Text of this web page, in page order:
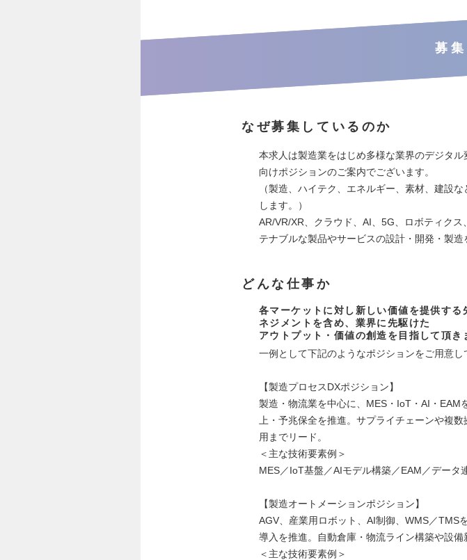
募
なぜ募集しているのか
本求人は製造業をはじめ多様な業界のデジタ
向けポジションのご案内でございます。
（製造、ハイテク、エネルギー、素材、建設
します。）
AR/VR/XR、クラウド、AI、5G、ロボティク
テナブルな製品やサービスの設計・開発・製造
どんな仕事か
各マーケットに対し新しい価値を提供す
ネジメントを含め、業界に先駆けた
アウトプット・価値の創造を目指して頂き
一例として下記のようなポジションをご用意し
【製造プロセスDXポジション】
製造・物流業を中心に、MES・IoT・AI・EAM
上・予兆保全を推進。サプライチェーンや複
用までリード。
＜主な技術要素例＞
MES／IoT基盤／AIモデル構築／EAM／データ
【製造オートメーションポジション】
AGV、産業用ロボット、AI制御、WMS／TMS
導入を推進。自動倉庫・物流ライン構築や設備
＜主な技術要素例＞